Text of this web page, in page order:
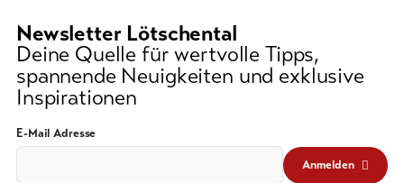
Newsletter Lötschental
Deine Quelle für wertvolle Tipps,
spannende Neuigkeiten und exklusive
Inspirationen
E-Mail Adresse
Anmelden